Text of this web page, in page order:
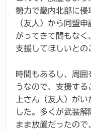
勢力で畿内北部に侵
（友人）から同盟
がってきて間もなく
支援してほしいとの
時間もあるし、周
うなので、支援す
上さん（友人）が
した。多くが武装
まま放置だったので